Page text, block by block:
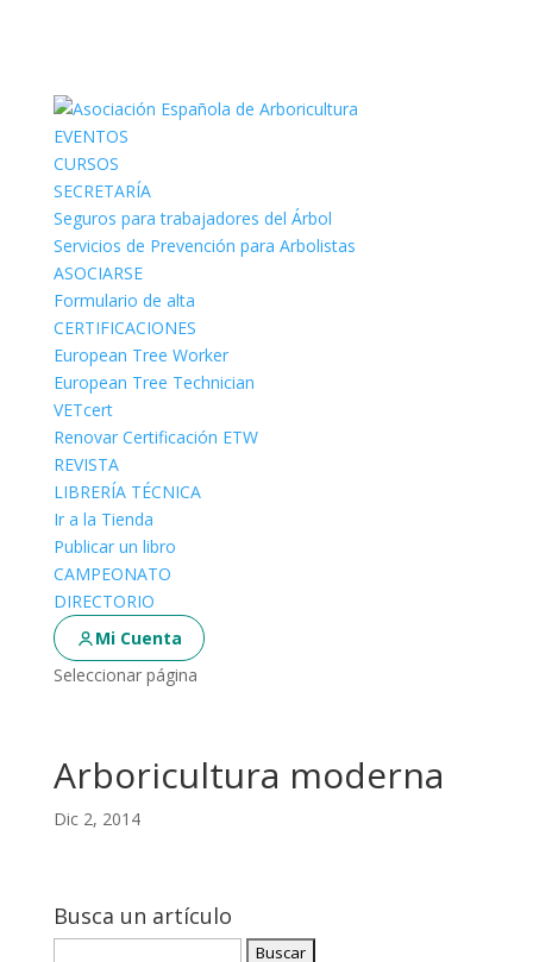
EVENTOS
CURSOS
SECRETARÍA
Seguros para trabajadores del Árbol
Servicios de Prevención para Arbolistas
ASOCIARSE
Formulario de alta
CERTIFICACIONES
European Tree Worker
European Tree Technician
VETcert
Renovar Certificación ETW
REVISTA
LIBRERÍA TÉCNICA
Ir a la Tienda
Publicar un libro
CAMPEONATO
DIRECTORIO
Mi Cuenta
Seleccionar página
Arboricultura moderna
Dic 2, 2014
Busca un artículo